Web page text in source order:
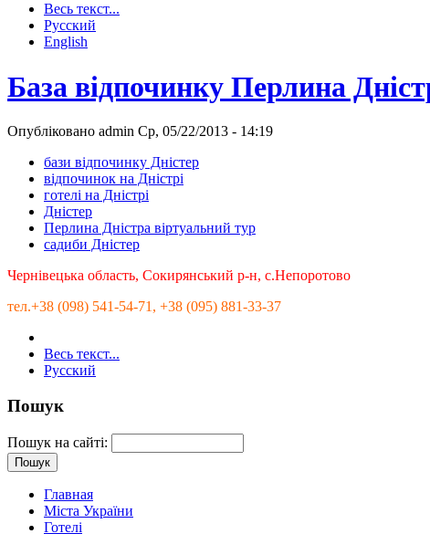
Весь текст...
Русский
English
База відпочинку Перлина
Опубліковано admin Ср, 05/22/2013 - 14:19
бази відпочинку Дністер
відпочинок на Дністрі
готелі на Дністрі
Дністер
Перлина Дністра віртуальний тур
садиби Дністер
Чернівецька область, Сокирянський р-н, с.Непоротово
тел.+38 (098) 541-54-71, +38 (095) 881-33-37
Весь текст...
Русский
Пошук
Пошук на сайті:
Главная
Міста України
Готелі